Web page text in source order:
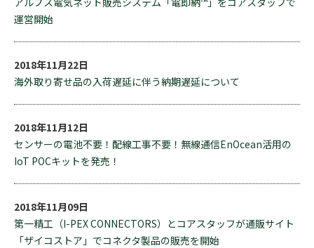
運営開始
2018年11月22日
海外取り寄せ品の入荷遅延に伴う納期遅延について
2018年11月12日
センサーの電池不要！配線工事不要！無線通信EnOcean活用の
IoT POCキットを発売！
2018年11月09日
第一精工（I-PEX CONNECTORS）とコアスタッフが通販サイト
「ザイコストア」でコネクタ製品の販売を開始